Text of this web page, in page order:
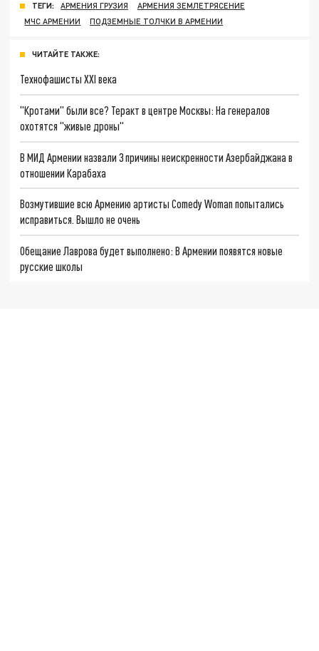
ТЕГИ: АРМЕНИЯ ГРУЗИЯ
АРМЕНИЯ ЗЕМЛЕТРЯСЕНИЕ
МЧС АРМЕНИИ
ПОДЗЕМНЫЕ ТОЛЧКИ В АРМЕНИИ
ЧИТАЙТЕ ТАКЖЕ:
Технофашисты XXI века
"Кротами" были все? Теракт в центре Москвы: На генералов
охотятся "живые дроны"
В МИД Армении назвали 3 причины неискренности Азербайджана в
отношении Карабаха
Возмутившие всю Армению артисты Comedy Woman попытались
исправиться. Вышло не очень
Обещание Лаврова будет выполнено: В Армении появятся новые
русские школы